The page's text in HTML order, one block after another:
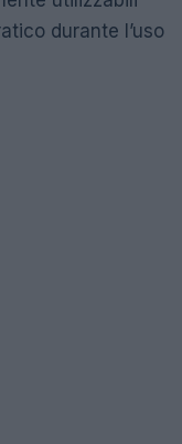
durante l’uso